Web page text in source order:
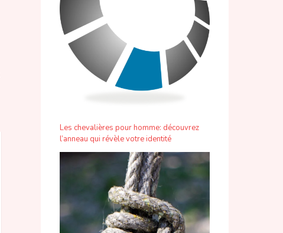
Les chevalières pour homme: découvrez
l’anneau qui révèle votre identité